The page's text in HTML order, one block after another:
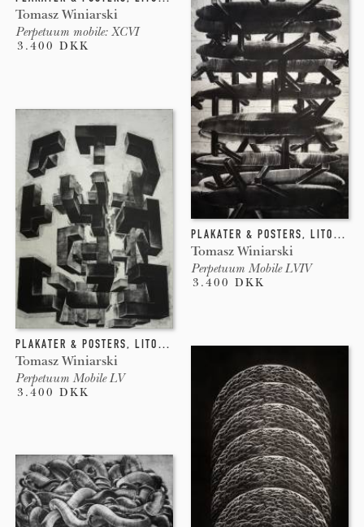
Tomasz Winiarski
Perpetuum mobile: XCVI
3.400 DKK
PLAKATER & POSTERS, LITOGRAFI
Tomasz Winiarski
Perpetuum Mobile LVIV
3.400 DKK
PLAKATER & POSTERS, LITOGRAFI ,INDGRAVERING
Tomasz Winiarski
Perpetuum Mobile LV
3.400 DKK